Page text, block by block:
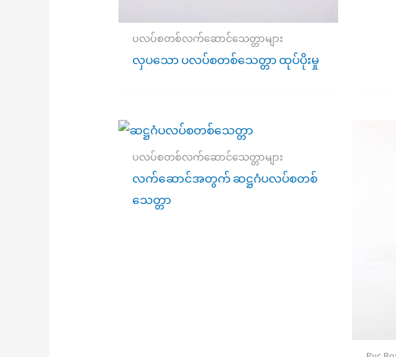
ပလပ်စတစ်လက်ဆောင်သေတ္တာများ
လှပသော ပလပ်စတစ်သေတ္တာ ထုပ်ပိုးမှု
ပလပ်စတစ်လက်ဆောင်သေတ္တာများ
လက်ဆောင်အတွက် ဆဋ္ဌဂံပလပ်စတစ်
သေတ္တာ